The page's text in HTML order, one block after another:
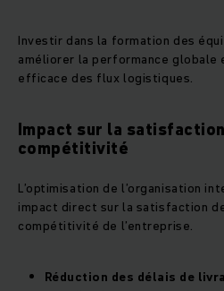
Investir dans la formation des
améliorer la performance globale
efficace des flux logistiques.
Impact sur la
compétitivité
L’optimisation de l’organisation
impact direct sur la satisfaction
compétitivité de l’entreprise.
Réduction des délais de